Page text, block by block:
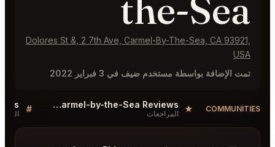
Sellers QA for La Bicyclette Restaurant Carmel-by-the-Sea
#
La Bicyclette Restaurant Carmel-by-the-Sea FAQ
النقاش #